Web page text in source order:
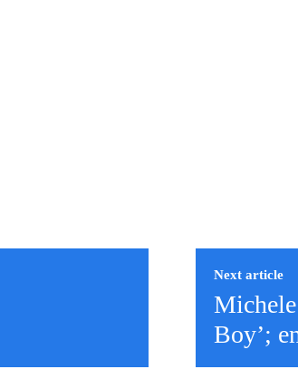
Next article
Boy’;